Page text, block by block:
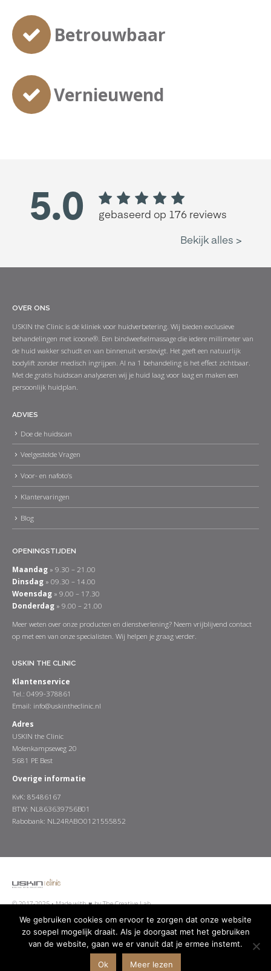
Betrouwbaar
Vernieuwend
OVER ONS
USKIN the Clinic is dé kliniek voor huidverbetering. Wij bieden exclusieve
behandelingen met icoone®. Een bindweefselmassage die iedere millimeter van
de huid wakker schudt en van binnenuit verstevigt. Het geeft een natuurlijk
bodylift zonder medisch ingrijpen. Al na 1 behandeling is het effect zichtbaar.
Met de gratis huidscan analyseren wij je huid laag voor laag en maken een
persoonlijk huidplan.
ADVIES
Doe de huidscan
Veelgestelde Vragen
Voor- en nafoto’s
Klantervaringen
Blog
OPENINGSTIJDEN
Maandag » 9.30 – 21.00
Dinsdag » 09.30 – 14.00
Woensdag » 9.00 – 17.30
Donderdag » 9.00 – 21.00
Meer weten over onze producten en dienstverlening? Neem vrijblijvend contact
op met een van onze specialisten. Wij helpen je graag verder.
USKIN THE CLINIC
Klantenservice
Tel.: 0499-378861
Email: info@uskintheclinic.nl
Adres
USKIN the Clinic
Molenkampseweg 20
5681 PE Best
Overige informatie
KvK: 85486167
BTW: NL863639756B01
Rabobank: NL24RABO0121555852
© 2017-2025 •Made with ♥ by The Creative Lab
Disclaimer Privacy Policy
We gebruiken cookies om ervoor te zorgen dat onze website
zo soepel mogelijk draait. Als je doorgaat met het gebruiken
van de website, gaan we er vanuit dat je ermee instemt.
Ok Meer lezen